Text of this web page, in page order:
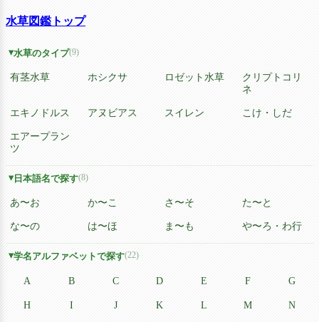
水草図鑑トップ
水草のタイプ(9)
有茎水草 ホシクサ ロゼット水草
クリプトコリ
ネ
エキノドルス アヌビアス スイレン こけ・しだ
エアープラン
ツ
日本語名で探す(8)
あ〜お か〜こ さ〜そ た〜と
な〜の は〜ほ ま〜も や〜ろ・わ行
学名アルファベットで探す(22)
A B C D E F G
H I J K L M N